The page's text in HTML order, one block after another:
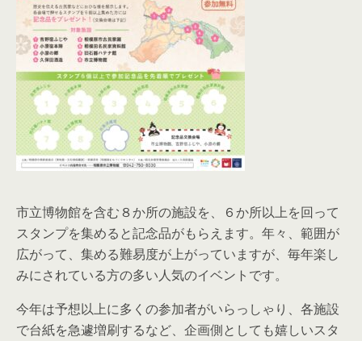
市立博物館を含む８か所の施設を、６か所以上を回って
スタンプを集めると記念品がもらえます。年々、範囲が
広がって、集める難易度が上がっていますが、毎年楽し
みにされている方の多い人気のイベントです。
今年は予想以上に多くの参加者がいらっしゃり、各施設
で台紙を急遽増刷するなど、企画側としても嬉しいスタ